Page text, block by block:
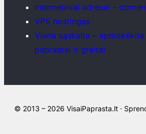
Internetiniai adresai –
VPS hostingas
Viena sąskaita –
paprastai ir greitai
© 2013 – 2026 VisaiPaprasta.lt ·